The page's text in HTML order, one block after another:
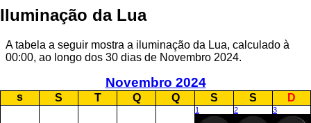
Iluminação da Lua
A tabela a seguir mostra a iluminação da Lua, calculado à
00:00, ao longo dos 30 dias de Novembro 2024.
Novembro 2024
s S T Q Q S S D
1 2 3